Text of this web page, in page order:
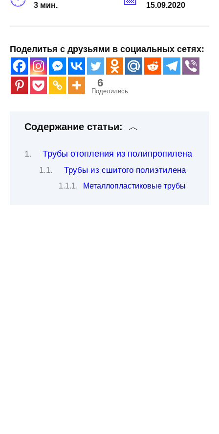
3 мин. 15.09.2020
Поделитья с друзьями в социальных сетях:
6
Поделились
Содержание статьи:
Трубы отопления из полипропилена
Трубы из сшитого полиэтилена
Металлопластиковые трубы